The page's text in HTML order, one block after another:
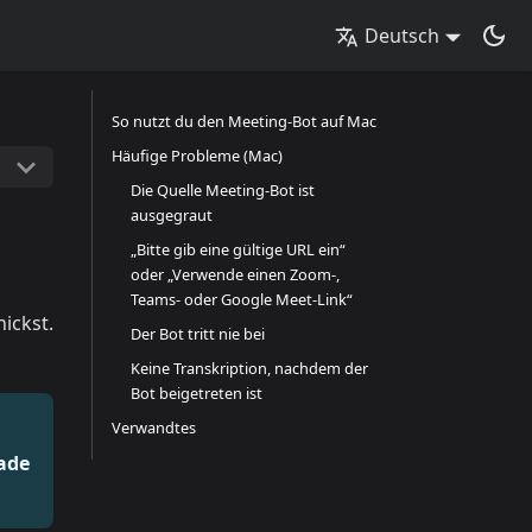
Deutsch
So nutzt du den Meeting-Bot auf Mac
Häufige Probleme (Mac)
Die Quelle Meeting-Bot ist
ausgegraut
„Bitte gib eine gültige URL ein“
oder „Verwende einen Zoom-,
Teams- oder Google Meet-Link“
Der Bot tritt nie bei
Keine Transkription, nachdem der
Bot beigetreten ist
Verwandtes